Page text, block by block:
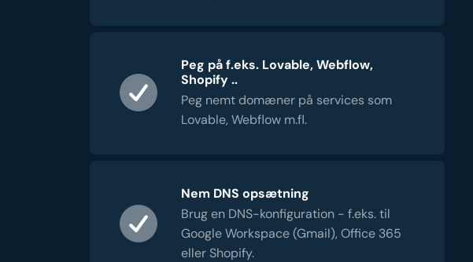
Peg på f.eks. Lovable, Webflow,
Shopify ..
Peg nemt domæner på services som
Lovable, Webflow m.fl.
Nem DNS opsætning
Brug en DNS-konfiguration - f.eks. til
Google Workspace (Gmail), Office 365
eller Shopify.